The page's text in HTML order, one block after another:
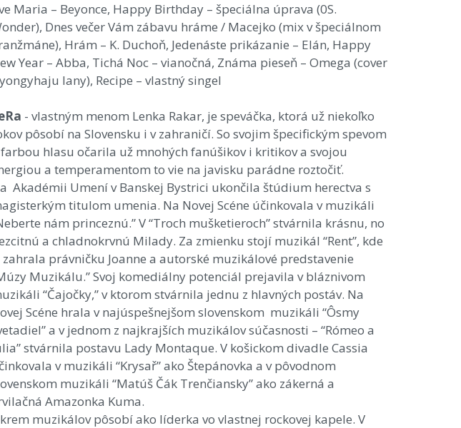
Maria – Beyonce, Happy Birthday – špeciálna úprava (0S.
Dnes večer Vám zábavu hráme / Macejko (mix v špeciálnom
Hrám – K. Duchoň, Jedenáste prikázanie – Elán, Happy
Year – Abba, Tichá Noc – vianočná, Známa pieseň – Omega (cover
lany), Recipe – vlastný singel
- vlastným menom Lenka Rakar, je speváčka, ktorá už niekoľko
pôsobí na Slovensku i v zahraničí. So svojim špecifickým spevom
hlasu očarila už mnohých fanúšikov i kritikov a svojou
a temperamentom to vie na javisku parádne roztočiť.
Akadémii Umení v Banskej Bystrici ukončila štúdium herectva s
titulom umenia. Na Novej Scéne účinkovala v muzikáli
nám princeznú.” V “Troch mušketieroch” stvárnila krásnu, no
a chladnokrvnú Milady. Za zmienku stojí muzikál “Rent”, kde
zahrala právničku Joanne a autorské muzikálové predstavenie
Muzikálu.” Svoj komediálny potenciál prejavila v bláznivom
“Čajočky,” v ktorom stvárnila jednu z hlavných postáv. Na
Scéne hrala v najúspešnejšom slovenskom muzikáli “Ôsmy
a v jednom z najkrajších muzikálov súčasnosti – “Rómeo a
stvárnila postavu Lady Montaque. V košickom divadle Cassia
v muzikáli “Krysař” ako Štepánovka a v pôvodnom
muzikáli “Matúš Čák Trenčiansky” ako zákerná a
Amazonka Kuma.
muzikálov pôsobí ako líderka vo vlastnej rockovej kapele. V